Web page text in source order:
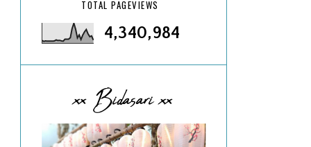
TOTAL PAGEVIEWS
4,340,984
xx Bidasari xx